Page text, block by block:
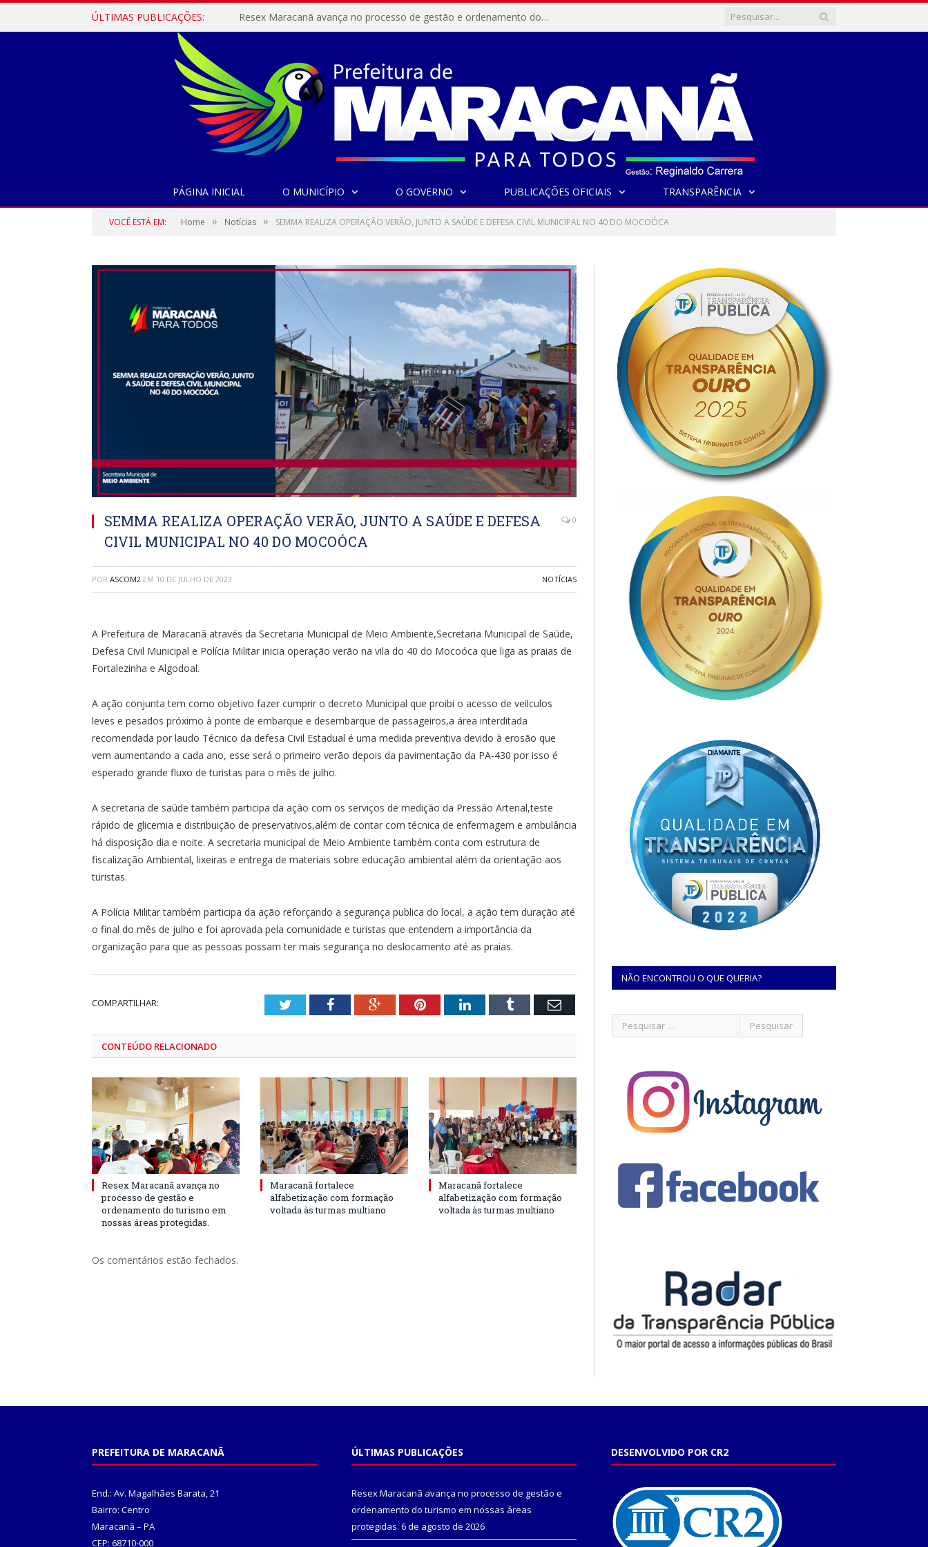
ÚLTIMAS PUBLICAÇÕES: Resex Maracanã avança no processo de gestão e ordenamento do turismo em nossas áreas protegidas.
PÁGINA INICIAL O MUNICÍPIO O GOVERNO PUBLICAÇÕES OFICIAIS TRANSPARÊNCIA
VOCÊ ESTÁ EM: Home » Notícias » SEMMA REALIZA OPERAÇÃO VERÃO, JUNTO A SAÚDE E DEFESA CIVIL MUNICIPAL NO 40 DO MOCOÓCA
SEMMA REALIZA OPERAÇÃO VERÃO, JUNTO A SAÚDE E DEFESA
CIVIL MUNICIPAL NO 40 DO MOCOÓCA
0
POR ASCOM2 EM 10 DE JULHO DE 2023 NOTÍCIAS
A Prefeitura de Maracanã através da Secretaria Municipal de Meio Ambiente,Secretaria Municipal de Saúde,
Defesa Civil Municipal e Polícia Militar inicia operação verão na vila do 40 do Mocoóca que liga as praias de
Fortalezinha e Algodoal.
A ação conjunta tem como objetivo fazer cumprir o decreto Municipal que proibi o acesso de veilculos
leves e pesados próximo à ponte de embarque e desembarque de passageiros,a área interditada
recomendada por laudo Técnico da defesa Civil Estadual é uma medida preventiva devido à erosão que
vem aumentando a cada ano, esse será o primeiro verão depois da pavimentação da PA-430 por isso é
esperado grande fluxo de turistas para o mês de julho.
A secretaria de saúde também participa da ação com os serviços de medição da Pressão Arterial,teste
rápido de glicemia e distribuição de preservativos,além de contar com técnica de enfermagem e ambulância
há disposição dia e noite. A secretaria municipal de Meio Ambiente também conta com estrutura de
fiscalização Ambiental, lixeiras e entrega de materiais sobre educação ambiental além da orientação aos
turistas.
A Polícia Militar também participa da ação reforçando a segurança publica do local, a ação tem duração até
o final do mês de julho e foi aprovada pela comunidade e turistas que entendem a importância da
organização para que as pessoas possam ter mais segurança no deslocamento até as praias.
COMPARTILHAR: TwitterFacebookGoogle+PinterestLinkedInTumblr Email
CONTEÚDO RELACIONADO
Resex Maracanã avança no
processo de gestão e
ordenamento do turismo em
nossas áreas protegidas.
Maracanã fortalece
alfabetização com formação
voltada às turmas multiano
Maracanã fortalece
alfabetização com formação
voltada às turmas multiano
Os comentários estão fechados.
NÃO ENCONTROU O QUE QUERIA?
PREFEITURA DE MARACANÃ
End.: Av. Magalhães Barata, 21
Bairro: Centro
Maracanã – PA
CEP: 68710-000
ÚLTIMAS PUBLICAÇÕES
Resex Maracanã avança no processo de gestão e
ordenamento do turismo em nossas áreas
protegidas. 6 de agosto de 2026
DESENVOLVIDO POR CR2